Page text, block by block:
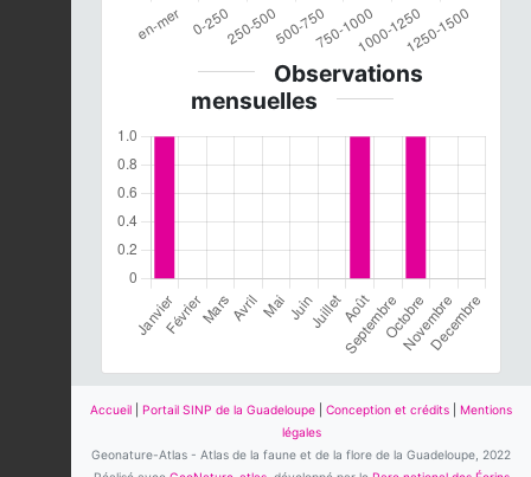
Observations
mensuelles
Accueil Portail SINP de la Guadeloupe Conception et crédits
Mentions
légales
Geonature-Atlas - Atlas de la faune et de la flore de la Guadeloupe, 2022